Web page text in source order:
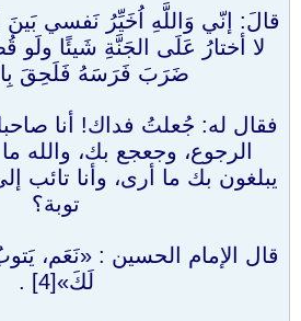
قالَ: إنّي وَاللَّهِ اُخَيِّرُ نَفسي بَينَ
لا أختارُ عَلَى الجَنَّةِ شَيئًا
ضَرَبَ فَرَسَهُ فَلَحِقَ
فقال له: جُعلتُ فداك! أنا
الرجوع، وجعجع بك، والله
يبلغون بك ما أرى، وأنا تائب
توبة؟
قال الإمام الحسين : «نَعَم،
لَكَ»[4] .